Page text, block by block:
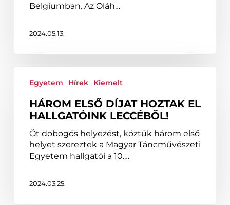
Belgiumban. Az Oláh…
2024.05.13.
hoztak
hallgatóink
Leccéből!
Egyetem Hírek Kiemelt
HÁROM ELSŐ DÍJAT HOZTAK EL
HALLGATÓINK LECCÉBŐL!
Öt dobogós helyezést, köztük három első
helyet szereztek a Magyar Táncművészeti
Egyetem hallgatói a 10.…
2024.03.25.